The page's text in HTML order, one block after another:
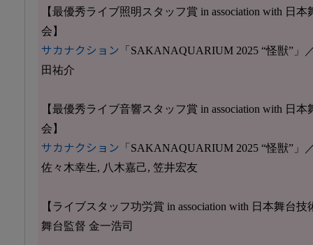
【最優秀ライブ照明スタッフ賞 in association with 日
会】
サカナクション 「SAKANAQUARIUM 2025 “怪獣”」
田祐介
【最優秀ライブ音響スタッフ賞 in association with 日
会】
サカナクション 「SAKANAQUARIUM 2025 “怪獣”」
佐々木幸生, 八木嘉己, 笠井宏友
【ライブスタッフ功労賞 in association with 日本舞台
舞台監督 金一浩司